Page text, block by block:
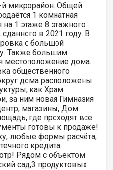
й микрорайон. Общей
1 комнатная
на 1 этаже 8 этажного
в 2021 году. В
с большой
Также большим
местоположение дома.
общественного
дома расположены
как Храм
за ним новая Гимназия
магазины, Дом
где проходят все
готовы к продаже!
любые формы расчёта,
кредита.
Рядом с объектом
сад,3 продуктовых